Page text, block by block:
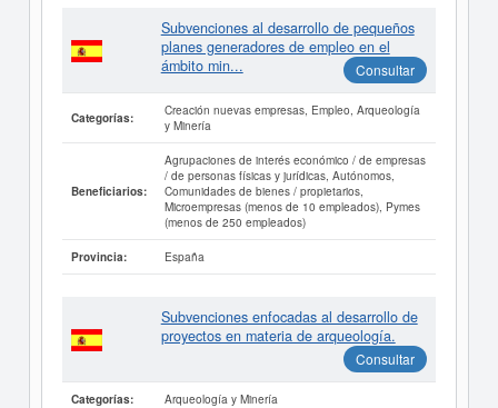
Subvenciones al desarrollo de pequeños
planes generadores de empleo en el
ámbito min...
Consultar
Categorías:
Creación nuevas empresas, Empleo, Arqueología
y Minería
Beneficiarios:
Agrupaciones de interés económico / de empresas
/ de personas físicas y jurídicas, Autónomos,
Comunidades de bienes / propietarios,
Microempresas (menos de 10 empleados), Pymes
(menos de 250 empleados)
Provincia: España
Subvenciones enfocadas al desarrollo de
proyectos en materia de arqueología.
Consultar
Categorías: Arqueología y Minería